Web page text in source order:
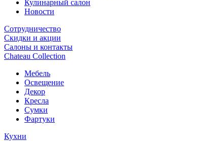
Кулинарный салон
Новости
Сотрудничество
Скидки и акции
Салоны и контакты
Chateau Collection
Мебель
Освещение
Декор
Кресла
Сумки
Фартуки
Кухни